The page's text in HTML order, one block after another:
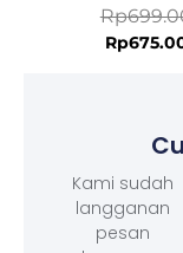
Rp
Rp
Kami sudah
langganan
pesan